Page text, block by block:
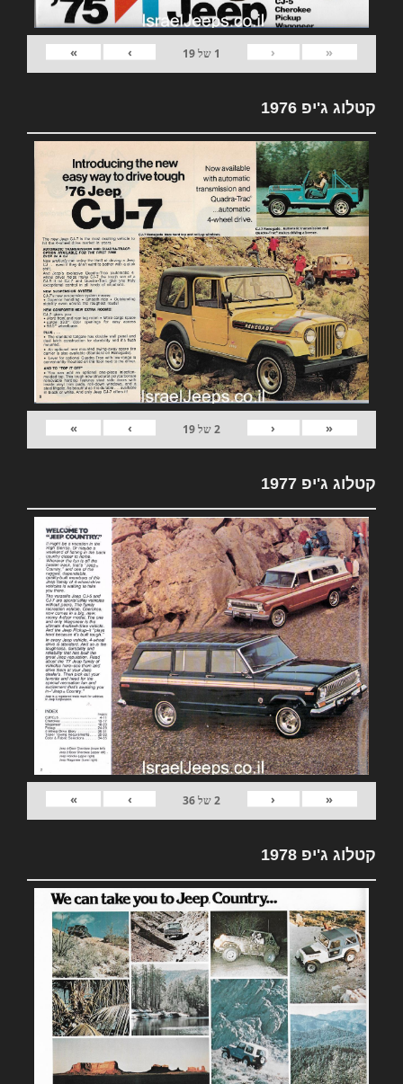
«
‹
1 של19
›
»
קטלוג ג'יפ 1976
«
‹
2של19
›
»
קטלוג ג'יפ 1977
«
‹
2של36
›
»
קטלוג ג'יפ 1978